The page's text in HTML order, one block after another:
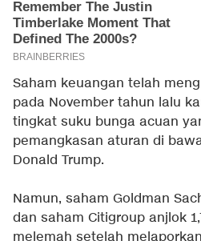
Saham keuangan telah
pada November tahun lalu
tingkat suku bunga acuan
pemangkasan aturan di
Donald Trump.
Namun, saham Goldman
dan saham Citigroup anjlok
melemah setelah